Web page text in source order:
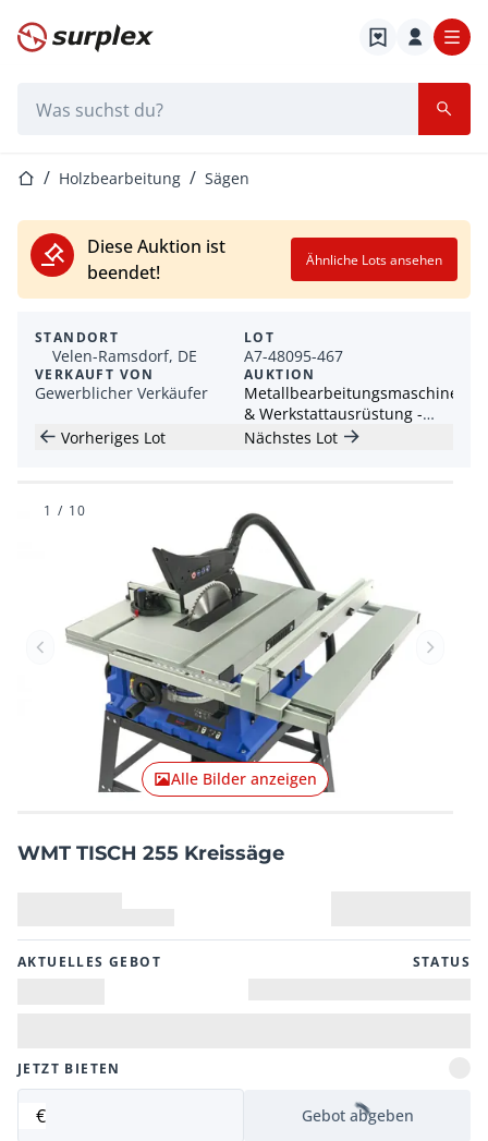
Startseite
StartseiteHolzbearbeitung Sägen
Diese Auktion ist
beendet!
Ähnliche Lots ansehen
STANDORT
Velen-Ramsdorf, DE
VERKAUFT VON
Gewerblicher Verkäufer
LOT
A7-48095-467
AUKTION
Metallbearbeitungsmaschinen
& Werkstattausrüstung -
Maho, Weiler & Schmid
Vorheriges Lot Nächstes Lot
Vorheriger Artikel
Alle Bilder anzeigen
1 / 10
WMT TISCH 255 Kreissäge
AKTUELLES GEBOT STATUS
JETZT BIETEN
€ Gebot abgeben